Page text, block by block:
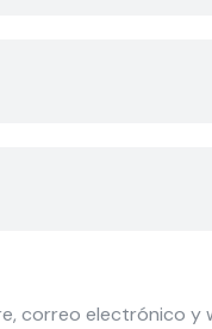
correo electrónico y